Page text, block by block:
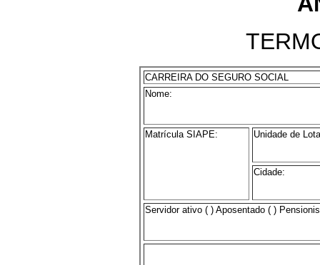
CARREIRA DO SEGURO SOCIAL
Nome:
Matrícula SIAPE: Unidade de
Cidade:
Servidor ativo ( ) Aposentado ( )